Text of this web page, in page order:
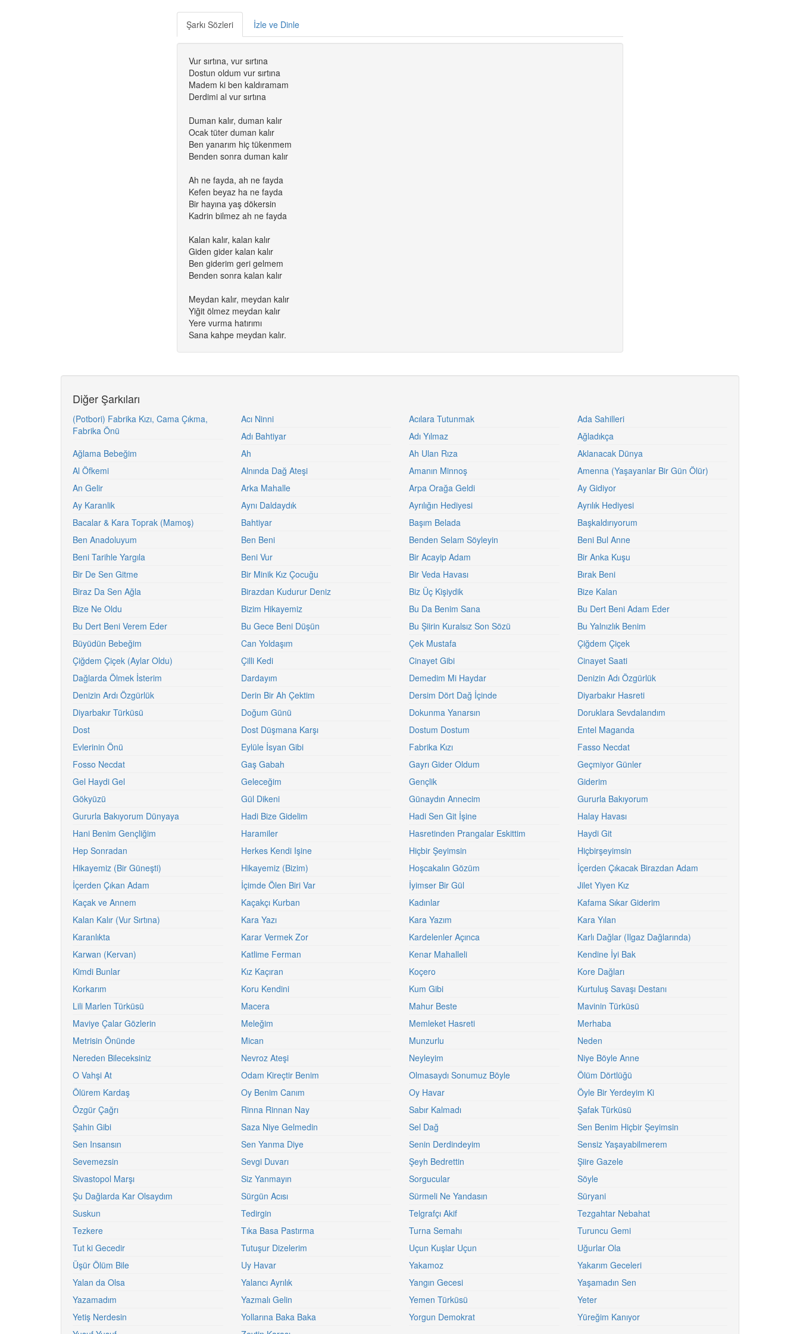
Şarkı Sözleri İzle ve Dinle
Vur sırtına, vur sırtına
Dostun oldum vur sırtına
Madem ki ben kaldıramam
Derdimi al vur sırtına
Duman kalır, duman kalır
Ocak tüter duman kalır
Ben yanarım hiç tükenmem
Benden sonra duman kalır
Ah ne fayda, ah ne fayda
Kefen beyaz ha ne fayda
Bir hayına yaş dökersin
Kadrin bilmez ah ne fayda
Kalan kalır, kalan kalır
Giden gider kalan kalır
Ben giderim geri gelmem
Benden sonra kalan kalır
Meydan kalır, meydan kalır
Yiğit ölmez meydan kalır
Yere vurma hatırımı
Sana kahpe meydan kalır.
Diğer Şarkıları
(Potbori) Fabrika Kızı, Cama Çıkma,
Fabrika Önü
Acı Ninni Acılara Tutunmak
Ada Sahilleri
Adı Bahtiyar
Adı Yılmaz
Ağladıkça
Ağlama Bebeğim
Ah Ah Ulan Rıza
Aklanacak Dünya
Al Öfkemi
Alnında Dağ Ateşi Amanın Minnoş
Amenna (Yaşayanlar Bir Gün Ölür)
An Gelir
Arka Mahalle Arpa Orağa Geldi
Ay Gidiyor
Ay Karanlik
Aynı Daldaydık Ayrılığın Hediyesi
Ayrılık Hediyesi
Bacalar & Kara Toprak (Mamoş)
Bahtiyar Başım Belada
Başkaldırıyorum
Ben Anadoluyum
Ben Beni Benden Selam Söyleyin
Beni Bul Anne
Beni Tarihle Yargıla
Beni Vur Bir Acayip Adam
Bir Anka Kuşu
Bir De Sen Gitme
Bir Minik Kız Çocuğu Bir Veda Havası
Bırak Beni
Biraz Da Sen Ağla
Birazdan Kudurur Deniz Biz Üç Kişiydik
Bize Kalan
Bize Ne Oldu
Bizim Hikayemiz Bu Da Benim Sana
Bu Dert Beni Adam Eder
Bu Dert Beni Verem Eder
Bu Gece Beni Düşün Bu Şiirin Kuralsız Son Sözü
Bu Yalnızlık Benim
Büyüdün Bebeğim
Can Yoldaşım Çek Mustafa
Çiğdem Çiçek
Çiğdem Çiçek (Aylar Oldu)
Çilli Kedi Cinayet Gibi
Cinayet Saati
Dağlarda Ölmek İsterim
Dardayım Demedim Mi Haydar
Denizin Adı Özgürlük
Denizin Ardı Özgürlük
Derin Bir Ah Çektim Dersim Dört Dağ İçinde
Diyarbakır Hasreti
Diyarbakır Türküsü
Doğum Günü Dokunma Yanarsın
Doruklara Sevdalandım
Dost
Dost Düşmana Karşı Dostum Dostum
Entel Maganda
Evlerinin Önü
Eylüle İsyan Gibi Fabrika Kızı
Fasso Necdat
Fosso Necdat
Gaş Gabah Gayrı Gider Oldum
Geçmiyor Günler
Gel Haydi Gel
Geleceğim Gençlik
Giderim
Gökyüzü
Gül Dikeni Günaydın Annecim
Gururla Bakıyorum
Gururla Bakıyorum Dünyaya
Hadi Bize Gidelim Hadi Sen Git İşine
Halay Havası
Hani Benim Gençliğim
Haramiler Hasretinden Prangalar Eskittim
Haydi Git
Hep Sonradan
Herkes Kendi Işine Hiçbir Şeyimsin
Hiçbirşeyimsin
Hikayemiz (Bir Güneşti)
Hikayemiz (Bizim) Hoşcakalın Gözüm
İçerden Çıkacak Birazdan Adam
İçerden Çıkan Adam
İçimde Ölen Biri Var İyimser Bir Gül
Jilet Yiyen Kız
Kaçak ve Annem
Kaçakçı Kurban Kadınlar
Kafama Sıkar Giderim
Kalan Kalır (Vur Sırtına)
Kara Yazı Kara Yazım
Kara Yılan
Karanlıkta
Karar Vermek Zor Kardelenler Açınca
Karlı Dağlar (Ilgaz Dağlarında)
Karwan (Kervan)
Katlime Ferman Kenar Mahalleli
Kendine İyi Bak
Kimdi Bunlar
Kız Kaçıran Koçero
Kore Dağları
Korkarım
Koru Kendini Kum Gibi
Kurtuluş Savaşı Destanı
Lili Marlen Türküsü
Macera Mahur Beste
Mavinin Türküsü
Maviye Çalar Gözlerin
Meleğim Memleket Hasreti
Merhaba
Metrisin Önünde
Mican Munzurlu
Neden
Nereden Bileceksiniz
Nevroz Ateşi Neyleyim
Niye Böyle Anne
O Vahşi At
Odam Kireçtir Benim Olmasaydı Sonumuz Böyle
Ölüm Dörtlüğü
Ölürem Kardaş
Oy Benim Canım Oy Havar
Öyle Bir Yerdeyim Ki
Özgür Çağrı
Rinna Rinnan Nay Sabır Kalmadı
Şafak Türküsü
Şahin Gibi
Saza Niye Gelmedin Sel Dağ
Sen Benim Hiçbir Şeyimsin
Sen Insansın
Sen Yanma Diye Senin Derdindeyim
Sensiz Yaşayabilmerem
Sevemezsin
Sevgi Duvarı Şeyh Bedrettin
Şiire Gazele
Sivastopol Marşı
Siz Yanmayın Sorgucular
Söyle
Şu Dağlarda Kar Olsaydım
Sürgün Acısı Sürmeli Ne Yandasın
Süryani
Suskun
Tedirgin Telgrafçı Akif
Tezgahtar Nebahat
Tezkere
Tıka Basa Pastırma Turna Semahı
Turuncu Gemi
Tut ki Gecedir
Tutuşur Dizelerim Uçun Kuşlar Uçun
Uğurlar Ola
Üşür Ölüm Bile
Uy Havar Yakamoz
Yakarım Geceleri
Yalan da Olsa
Yalancı Ayrılık Yangın Gecesi
Yaşamadın Sen
Yazamadım
Yazmalı Gelin Yemen Türküsü
Yeter
Yetiş Nerdesin
Yollarına Baka Baka Yorgun Demokrat
Yüreğim Kanıyor